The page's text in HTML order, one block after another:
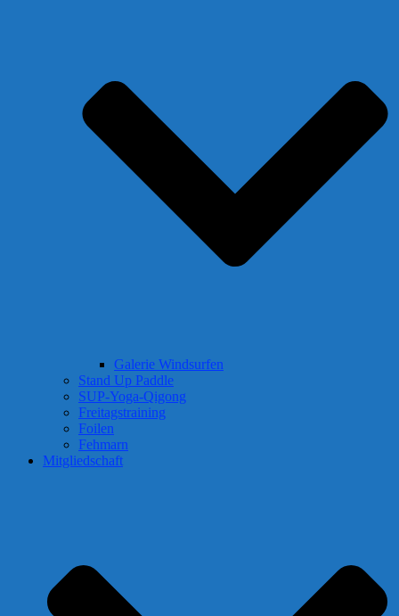
Galerie Windsurfen
Stand Up Paddle
SUP-Yoga-Qigong
Freitagstraining
Foilen
Fehmarn
Mitgliedschaft